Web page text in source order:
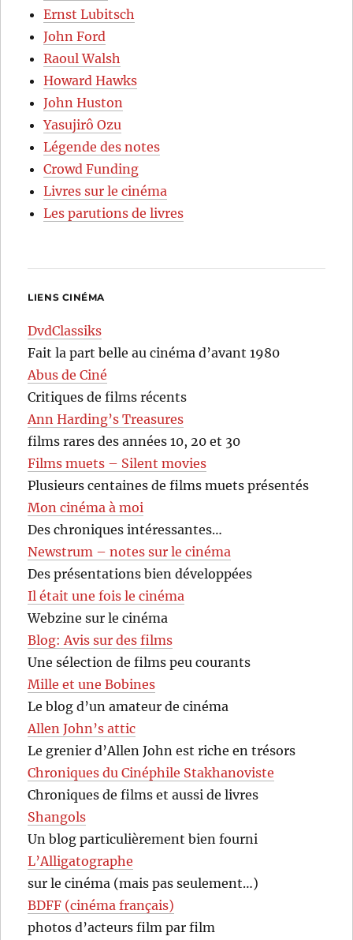
Ernst Lubitsch
John Ford
Raoul Walsh
Howard Hawks
John Huston
Yasujirô Ozu
Légende des notes
Crowd Funding
Livres sur le cinéma
Les parutions de livres
LIENS CINÉMA
DvdClassiks
Fait la part belle au cinéma d’avant 1980
Abus de Ciné
Critiques de films récents
Ann Harding’s Treasures
films rares des années 10, 20 et 30
Films muets – Silent movies
Plusieurs centaines de films muets présentés
Mon cinéma à moi
Des chroniques intéressantes…
Newstrum – notes sur le cinéma
Des présentations bien développées
Il était une fois le cinéma
Webzine sur le cinéma
Blog: Avis sur des films
Une sélection de films peu courants
Mille et une Bobines
Le blog d’un amateur de cinéma
Allen John’s attic
Le grenier d’Allen John est riche en trésors
Chroniques du Cinéphile Stakhanoviste
Chroniques de films et aussi de livres
Shangols
Un blog particulièrement bien fourni
L’Alligatographe
sur le cinéma (mais pas seulement…)
BDFF (cinéma français)
photos d’acteurs film par film